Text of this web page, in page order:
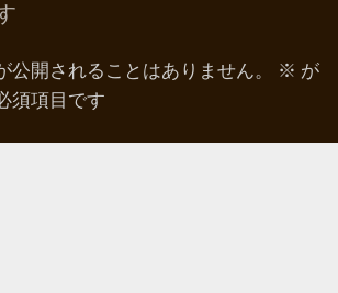
公開されることはありません。 ※ が
須項目です